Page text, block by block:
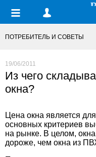
ПОТРЕБИТЕЛЬ И СОВЕТЫ
19/06/2011
Из чего
окна?
Цена окна является
основных критериев
на рынке. В целом,
дороже, чем окна из